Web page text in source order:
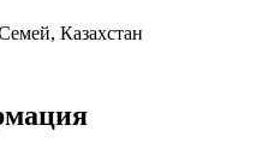
Казахстан